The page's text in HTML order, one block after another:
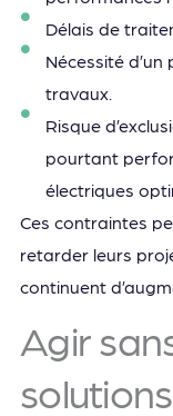
Délais de
Nécessité
travaux.
Risque
pourtant
électriques
Ces contraintes
retarder leurs
continuent
Agir